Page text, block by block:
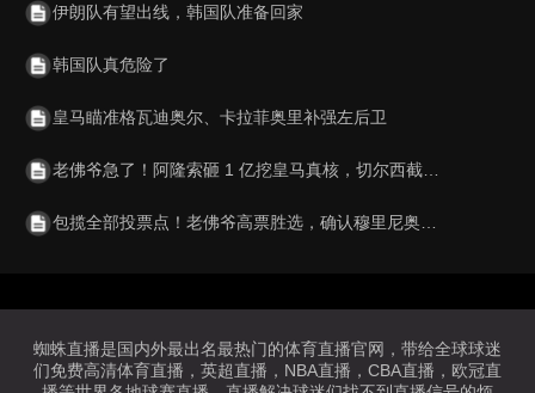
伊朗队有望出线，韩国队准备回家
韩国队真危险了
皇马瞄准格瓦迪奥尔、卡拉菲奥里补强左后卫
老佛爷急了！阿隆索砸 1 亿挖皇马真核，切尔西截胡利物浦阿森纳
包揽全部投票点！老佛爷高票胜选，确认穆里尼奥重返伯纳乌执教
蜘蛛直播是国内外最出名最热门的体育直播官网，带给全球球迷
们免费高清体育直播，英超直播，NBA直播，CBA直播，欧冠直